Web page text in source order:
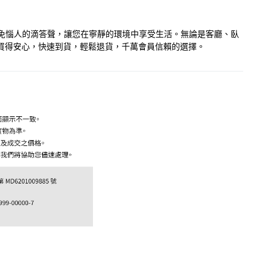
人的滴答聲，讓您在寧靜的環境中享受生活。無論是客廳、臥
安心，快速到貨，輕鬆退貨，千萬會員信賴的選擇。